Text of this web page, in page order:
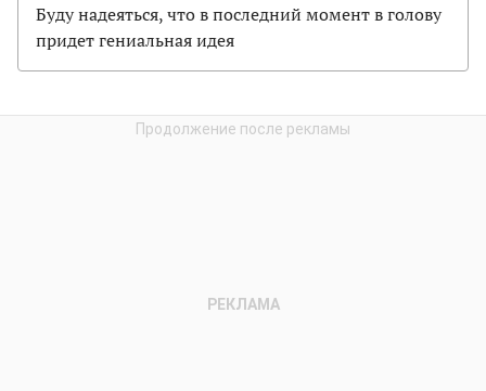
Буду надеяться, что в последний момент в голову
придет гениальная идея